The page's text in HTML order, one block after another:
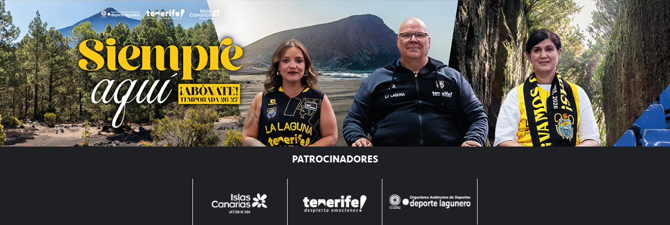
PATROCINADORES